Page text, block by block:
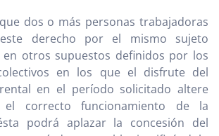
dos o más personas trabajadoras
este derecho por el mismo sujeto
en otros supuestos definidos por los
en los que el disfrute del
en el período solicitado altere
el correcto funcionamiento de la
podrá aplazar la concesión del